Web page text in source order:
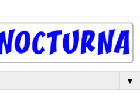
▼